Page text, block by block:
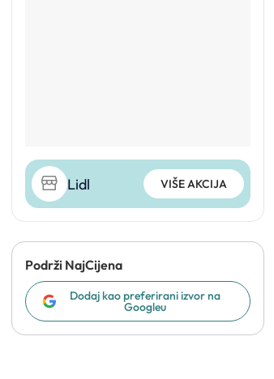
Lidl VIŠE AKCIJA
Podrži NajCijena
Dodaj kao preferirani izvor na
Googleu